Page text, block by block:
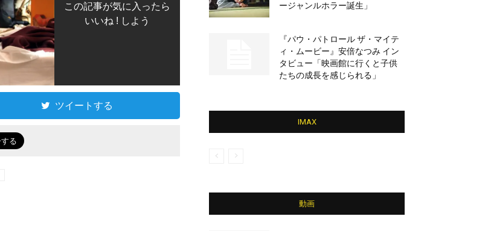
この記事が気に入ったら
いいね ! しよう
ツイートする
ージャンルホラー誕生」
『パウ・パトロール ザ・マイテ
ィ・ムービー』安倍なつみ イン
タビュー「映画館に行くと子供
たちの成長を感じられる」
IMAX
動画